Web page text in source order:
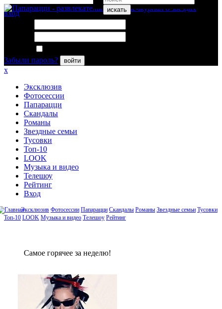
искать
вход
Забыли пароль?
войти
x
Эксклюзив
Фотосессии
Папарацци
Скандалы
Романы
Звездные семьи
Тусовки
Топ-10
LOOK
Музыка и видео
Телешоу
Рейтинг
Вход
Эксклюзив Фотосессии Папарацци Скандалы Романы Звездные семьи Тусовки
Топ-10 LOOK Музыка и видео Телешоу Рейтинг
Сaмое гoрячее за неделю!